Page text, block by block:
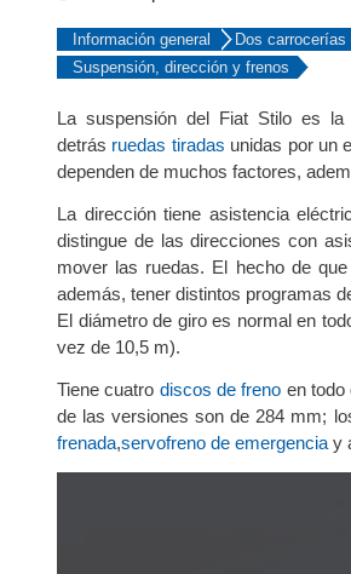
Información general Dos
Suspensión, dirección y frenos
La suspensión del Fiat Stilo es
detrás ruedas tiradas unidas por un
dependen de muchos factores,
La dirección tiene asistencia
distingue de las direcciones con
mover las ruedas. El hecho de
además, tener distintos programas
El diámetro de giro es normal en
vez de 10,5 m).
Tiene cuatro discos de freno en todo
de las versiones son de 284 mm;
frenada,servofreno de emergencia y